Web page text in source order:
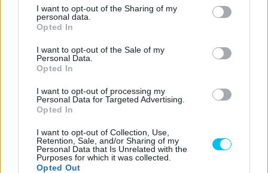
not limited to your visit or usage behaviour. You may click to
grant or deny consent to Google and its third-party tags to
use your data for below specified purposes in below Google
consent section.
I want to opt-out of the Sharing of my
personal data.
Opted In
I want to opt-out of the Sale of my
Personal Data.
Opted In
I want to opt-out of processing my
Personal Data for Targeted Advertising.
Opted In
I want to opt-out of Collection, Use,
Retention, Sale, and/or Sharing of my
Personal Data that Is Unrelated with the
Purposes for which it was collected.
Opted Out
teljesítmény leadása, a kipörgésgátló és a motorfékezés –
szintén nem volt szinkronban a versenypályával.
„Az utolsó három körben a motor elektronikája teljesen
elszállt”– magyarázta Mir.
„Például a [gyors] első kanyarban, amikor elvettem a gázt,
néhány kanyarban kipörgésgátló nélkül voltam, más
kanyarokban meg túl sok volt. Szóval azt hiszem,
keveredtek a különböző kanyarok beállításai, és ez egy